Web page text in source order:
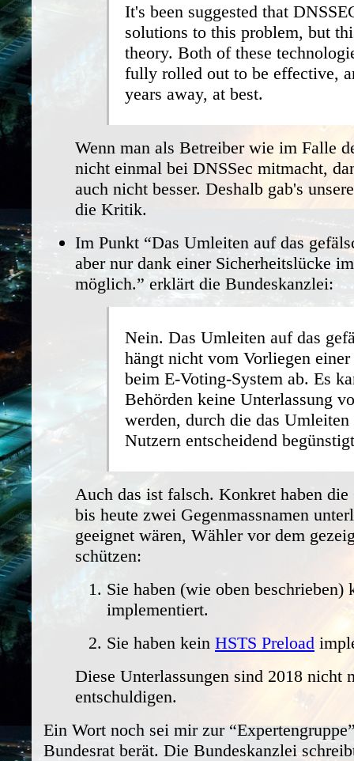
It's been suggested that
solutions to this problem, but
theory. Both of these
fully rolled out to be effective,
years away, at best.
Wenn man als Betreiber wie im Falle
nicht einmal bei DNSSec mitmacht,
auch nicht besser. Deshalb gab's
die Kritik.
Im Punkt “Das Umleiten auf das
aber nur dank einer Sicherheitslücke
möglich.” erklärt die Bundeskanzlei:
Nein. Das Umleiten auf das
hängt nicht vom Vorliegen
beim E-Voting-System ab. Es
Behörden keine Unterlassung
werden, durch die das
Nutzern entscheidend
Auch das ist falsch. Konkret haben die
bis heute zwei Gegenmassnamen
geeignet wären, Wähler vor dem
schützen:
Sie haben (wie oben beschrieben)
implementiert.
Sie haben kein HSTS Preload
Diese Unterlassungen sind 2018 nicht
entschuldigen.
Ein Wort noch sei mir zur
Bundesrat berät. Die Bundeskanzlei